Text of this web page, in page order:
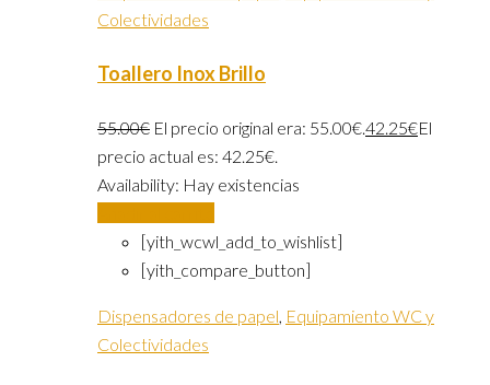
Colectividades
Toallero Inox Brillo
55.00€ El precio original era: 55.00€.42.25€El
precio actual es: 42.25€.
Availability: Hay existencias
[yith_wcwl_add_to_wishlist]
[yith_compare_button]
Dispensadores de papel Equipamiento WC y
Colectividades